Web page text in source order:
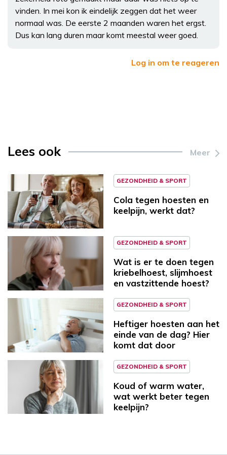
vinden. In mei kon ik eindelijk zeggen dat het weer
normaal was. De eerste 2 maanden waren het ergst.
Dus kan lang duren maar komt meestal weer goed.
Log in om te reageren
Lees ook Meer
GEZONDHEID & SPORT
Cola tegen hoesten en
keelpijn, werkt dat?
GEZONDHEID & SPORT
Wat is er te doen tegen
kriebelhoest, slijmhoest
en vastzittende hoest?
GEZONDHEID & SPORT
Heftiger hoesten aan het
einde van de dag? Hier
komt dat door
GEZONDHEID & SPORT
Koud of warm water,
wat werkt beter tegen
keelpijn?